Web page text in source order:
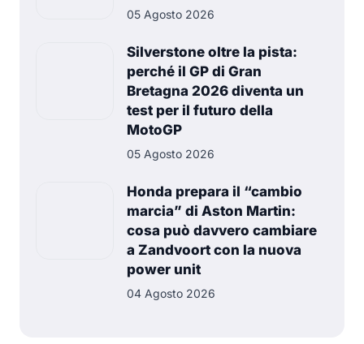
05 Agosto 2026
Silverstone oltre la pista:
perché il GP di Gran
Bretagna 2026 diventa un
test per il futuro della
MotoGP
05 Agosto 2026
Honda prepara il “cambio
marcia” di Aston Martin:
cosa può davvero cambiare
a Zandvoort con la nuova
power unit
04 Agosto 2026